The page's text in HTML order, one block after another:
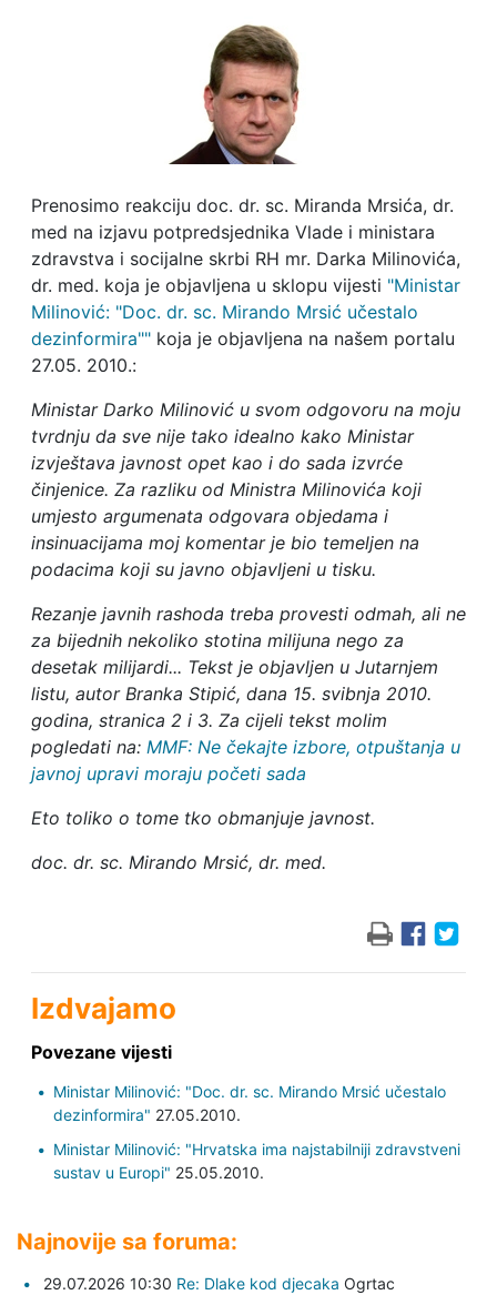
Prenosimo reakciju doc. dr. sc. Miranda Mrsića, dr.
med na izjavu potpredsjednika Vlade i ministara
zdravstva i socijalne skrbi RH mr. Darka Milinovića,
dr. med. koja je objavljena u sklopu vijesti "Ministar
Milinović: "Doc. dr. sc. Mirando Mrsić učestalo
dezinformira""koja je objavljena na našem portalu
27.05. 2010.:
Ministar Darko Milinović u svom odgovoru na moju
tvrdnju da sve nije tako idealno kako Ministar
izvještava javnost opet kao i do sada izvrće
činjenice. Za razliku od Ministra Milinovića koji
umjesto argumenata odgovara objedama i
insinuacijama moj komentar je bio temeljen na
podacima koji su javno objavljeni u tisku.
Rezanje javnih rashoda treba provesti odmah, ali ne
za bijednih nekoliko stotina milijuna nego za
desetak milijardi... Tekst je objavljen u Jutarnjem
listu, autor Branka Stipić, dana 15. svibnja 2010.
godina, stranica 2 i 3. Za cijeli tekst molim
pogledati na: MMF: Ne čekajte izbore, otpuštanja u
javnoj upravi moraju početi sada
Eto toliko o tome tko obmanjuje javnost.
doc. dr. sc. Mirando Mrsić, dr. med.
Izdvajamo
Povezane vijesti
Ministar Milinović: "Doc. dr. sc. Mirando Mrsić učestalo
dezinformira" 27.05.2010.
Ministar Milinović: "Hrvatska ima najstabilniji zdravstveni
sustav u Europi" 25.05.2010.
Najnovije sa foruma:
29.07.2026 10:30 Re: Dlake kod djecaka Ogrtac